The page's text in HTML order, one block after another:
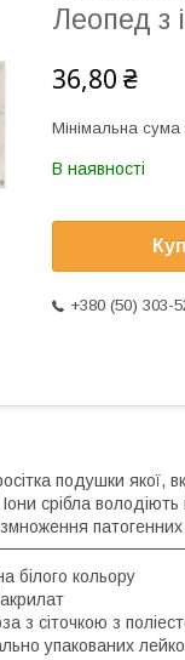
Леопед з
36,80 ₴
Мінімальна
В наявності
+380 (50) 303-
подушки якої,
Іони срібла
патогенних
білого кольору
з сіточкою з
упакованих